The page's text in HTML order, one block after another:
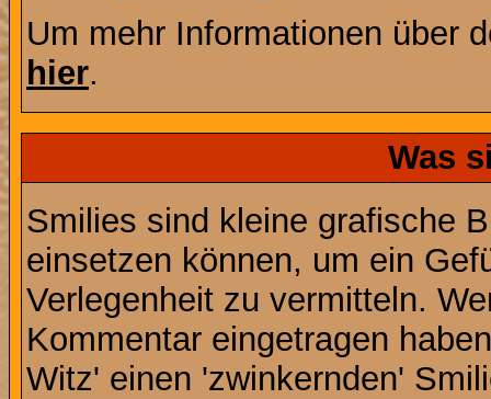
Um mehr Informationen über
hier.
Was
Smilies sind kleine grafische
einsetzen können, um ein
Verlegenheit zu vermitteln.
Kommentar eingetragen
Witz' einen 'zwinkernden'